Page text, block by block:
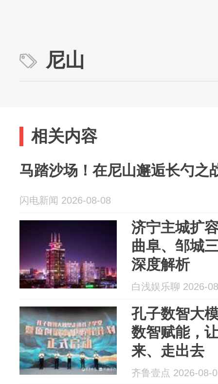
尼山
相关内容
马踏沙场！在尼山邂逅长勺之
闪电新闻 2026-08-08
济宁主城扩
曲阜、邹城
深度解析
白浅娱乐聊 2026-
孔子数智大
数智赋能，
来、走出去
齐鲁壹点 2026-08-